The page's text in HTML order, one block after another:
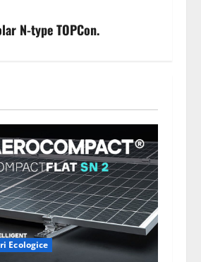
N-type TOPCon.
Ecologice